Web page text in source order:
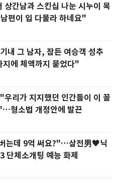
상간남과 스킨십 나눈 시누이 목
편이 입 다물라 하네요"
내 그 남자, 잠든 여승객 성추
에 체액까지 묻었다"
우리가 지지했던 인간들이 이 꼴
형소법 개정안에 발끈
는데 9억 써요?"…삼전男♥닉
단체소개팅 예능 화제